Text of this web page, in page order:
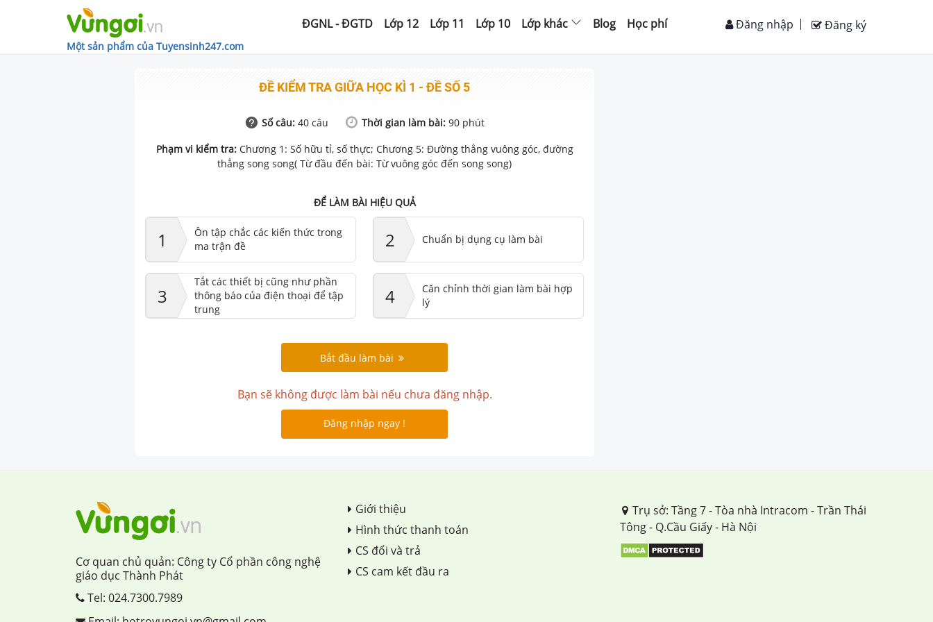
Một sản phẩm của Tuyensinh247.com
ĐGNL - ĐGTD Lớp 12 Lớp 11 Lớp 10 Lớp khác Blog Học phí Đăng ký
Đăng nhập
ĐỀ KIỂM TRA GIỮA HỌC KÌ 1 - ĐỀ SỐ 5
Số câu: 40câu Thời gian làm bài: 90phút
Phạm vi kiểm tra: Chương 1: Số hữu tỉ, số thực; Chương 5: Đường thẳng vuông góc, đường
thẳng song song( Từ đầu đến bài: Từ vuông góc đến song song)
ĐỂ LÀM BÀI HIỆU QUẢ
1
Ôn tập chắc các kiến thức trong
ma trận đề
2 Chuẩn bị dụng cụ làm bài
3
Tắt các thiết bị cũng như phần
thông báo của điện thoại để tập
trung
4
Căn chỉnh thời gian làm bài hợp
lý
Bắt đầu làm bài
Bạn sẽ không được làm bài nếu chưa đăng nhập.
Đăng nhập ngay !
Cơ quan chủ quản: Công ty Cổ phần công nghệ
giáo dục Thành Phát
Tel: 024.7300.7989
Giới thiệu
Hình thức thanh toán
CS đổi và trả
CS cam kết đầu ra
Trụ sở: Tầng 7 - Tòa nhà Intracom - Trần Thái
Tông - Q.Cầu Giấy - Hà Nội